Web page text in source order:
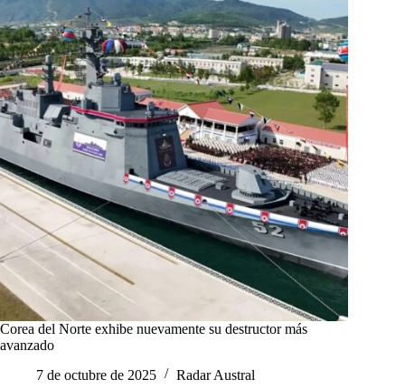
Corea del Norte exhibe nuevamente su destructor más
avanzado
7 de octubre de 2025
Radar Austral